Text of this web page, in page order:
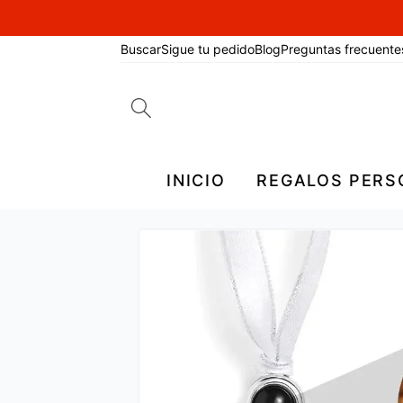
BuscarSigue tu pedidoBlogPreguntas
INICIO REGALOS